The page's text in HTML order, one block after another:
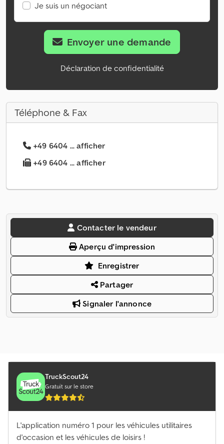
Je suis un négociant
Envoyer une demande
Déclaration de confidentialité
Téléphone & Fax
+49 6404 ... afficher
+49 6404 ... afficher
Contacter le vendeur
Aperçu d'impression
Enregistrer
Partager
Signaler l'annonce
TruckScout24
Gratuit sur le store
L'application numéro 1 pour les véhicules utilitaires
d'occasion et les véhicules de loisirs !